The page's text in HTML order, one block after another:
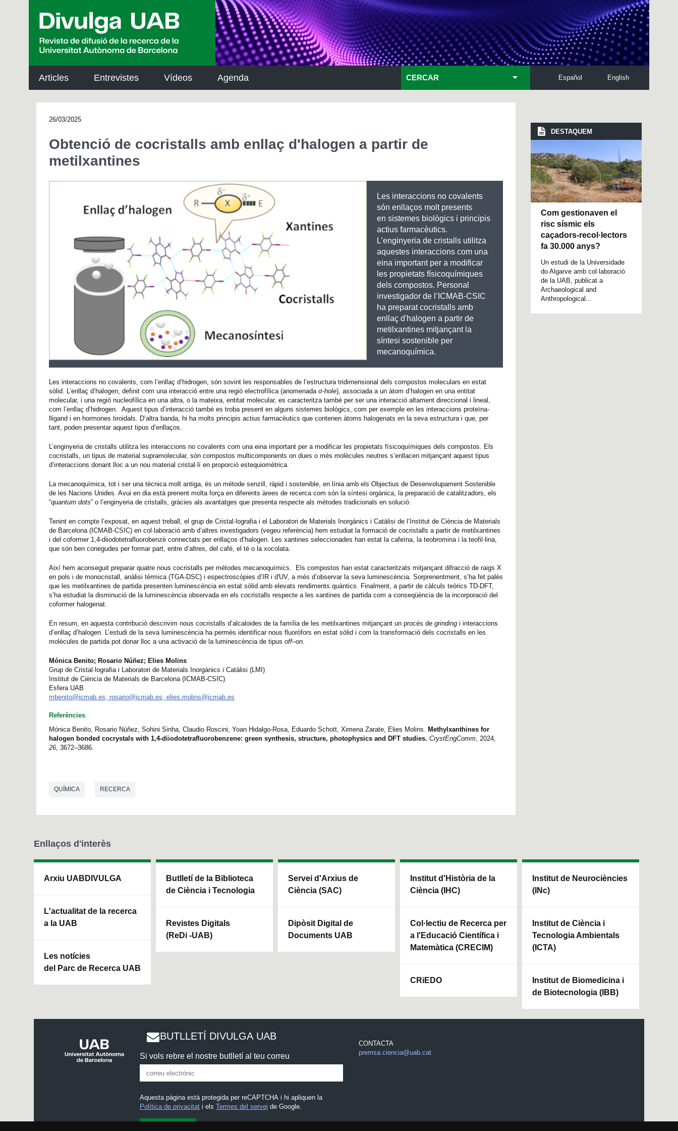
Articles Entrevistes Vídeos Agenda English
Español
CERCAR
26/03/2025
Obtenció de cocristalls amb enllaç d'halogen a partir de
metilxantines
Les interaccions no covalents
són enllaços molt presents
en sistemes biològics i principis
actius farmacèutics.
L’enginyeria de cristalls utilitza
aquestes interaccions com una
eina important per a modificar
les propietats físicoquímiques
dels compostos. Personal
investigador de l’ICMAB-CSIC
ha preparat cocristalls amb
enllaç d'halogen a partir de
metilxantines mitjançant la
síntesi sostenible per
mecanoquímica.
Les interaccions no covalents, com l’enllaç d’hidrogen, són sovint les responsables de l’estructura tridimensional dels compostos moleculars en estat
sòlid. L’enllaç d’halogen, definit com una interacció entre una regió electrofílica (anomenada σ-hole), associada a un àtom d’halogen en una entitat
molecular, i una regió nucleofílica en una altra, o la mateixa, entitat molecular, es caracteritza també per ser una interacció altament direccional i lineal,
com l’enllaç d’hidrogen. Aquest tipus d’interacció també es troba present en alguns sistemes biològics, com per exemple en les interaccions proteïna-
lligand i en hormones tiroidals. D’altra banda, hi ha molts principis actius farmacèutics que contenen àtoms halogenats en la seva estructura i que, per
tant, poden presentar aquest tipus d’enllaços.
L’enginyeria de cristalls utilitza les interaccions no covalents com una eina important per a modificar les propietats físicoquímiques dels compostos. Els
cocristalls, un tipus de material supramolecular, són compostos multicomponents on dues o més molècules neutres s’enllacen mitjançant aquest tipus
d’interaccions donant lloc a un nou material cristal·lí en proporció estequiomètrica.
La mecanoquímica, tot i ser una tècnica molt antiga, és un mètode senzill, ràpid i sostenible, en línia amb els Objectius de Desenvolupament Sostenible
de les Nacions Unides. Avui en dia està prenent molta força en diferents àrees de recerca com són la síntesi orgànica, la preparació de catalitzadors, els
“quantum dots” o l’enginyeria de cristalls, gràcies als avantatges que presenta respecte als mètodes tradicionals en solució.
Tenint en compte l’exposat, en aquest treball, el grup de Cristal·lografia i el Laboratori de Materials Inorgànics i Catàlisi de l’Institut de Ciència de Materials
de Barcelona (ICMAB-CSIC) en col·laboració amb d’altres investigadors (vegeu referència) hem estudiat la formació de cocristalls a partir de metilxantines
i del coformer 1,4-diiodotetrafluorobenzè connectats per enllaços d’halogen. Les xantines seleccionades han estat la cafeïna, la teobromina i la teofil·lina,
que són ben conegudes per formar part, entre d’altres, del cafè, el té o la xocolata.
Així hem aconseguit preparar quatre nous cocristalls per mètodes mecanoquímics. Els compostos han estat caracteritzats mitjançant difracció de raigs X
en pols i de monocristall, anàlisi tèrmica (TGA-DSC) i espectroscòpies d’IR i d'UV, a més d’observar la seva luminescència. Sorprenentment, s’ha fet palès
que les metilxantines de partida presenten luminescència en estat sòlid amb elevats rendiments quàntics. Finalment, a partir de càlculs teòrics TD-DFT,
s’ha estudiat la disminució de la luminescència observada en els cocristalls respecte a les xantines de partida com a conseqüència de la incorporació del
coformer halogenat.
En resum, en aquesta contribució descrivim nous cocristalls d’alcaloides de la família de les metilxantines mitjançant un procés de grinding i interaccions
d’enllaç d’halogen. L’estudi de la seva luminescència ha permès identificar nous fluoròfors en estat sòlid i com la transformació dels cocristalls en les
molècules de partida pot donar lloc a una activació de la luminescència de tipus off–on.
Mónica Benito; Rosario Núñez; Elies Molins
Grup de Cristal·lografia i Laboratori de Materials Inorgànics i Catàlisi (LMI)
Institut de Ciència de Materials de Barcelona (ICMAB-CSIC)
Esfera UAB
mbenito@icmab.es; rosario@icmab.es; elies.molins@icmab.es
Referències
Mónica Benito, Rosario Núñez, Sohini Sinha, Claudio Roscini, Yoan Hidalgo-Rosa, Eduardo Schott, Ximena Zarate, Elies Molins. Methylxanthines for
halogen bonded cocrystals with 1,4-diiodotetrafluorobenzene: green synthesis, structure, photophysics and DFT studies. CrystEngComm, 2024,
26, 3672–3686.
QUÍMICA RECERCA
DESTAQUEM
Com gestionaven el
risc sísmic els
caçadors-recol·lectors
fa 30.000 anys?
Un estudi de la Universidade
do Algarve amb col·laboració
de la UAB, publicat a
Archaeological and
Anthropological...
Enllaços d'interès
Arxiu UABDIVULGA
L'actualitat de la recerca
a la UAB
Les notícies
del Parc de Recerca UAB
Butlletí de la Biblioteca
de Ciència i Tecnologia
Revistes Digitals
(ReDi -UAB)
Servei d'Arxius de
Ciència (SAC)
Dipòsit Digital de
Documents UAB
Institut d'Història de la
Ciència (IHC)
Col·lectiu de Recerca per
a l'Educació Científica i
Matemàtica (CRECIM)
CRiEDO
Institut de Neurociències
(INc)
Institut de Ciència i
Tecnologia Ambientals
(ICTA)
Institut de Biomedicina i
de Biotecnologia (IBB)
BUTLLETÍ DIVULGA UAB
Si vols rebre el nostre butlletí al teu correu
Aquesta pàgina està protegida per reCAPTCHA i hi apliquen la
Política de privacitat i elsTermes del servei de Google.
CONTACTA
premsa.ciencia@uab.cat